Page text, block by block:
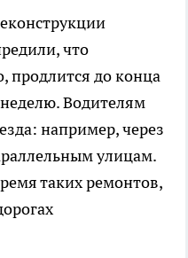
что
продлится до конца
Водителям
например, через
улицам.
таких ремонтов,